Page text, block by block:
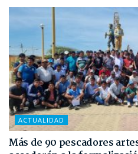
ACTUALIDAD
Más de 90 pescadores